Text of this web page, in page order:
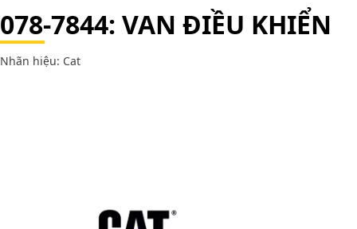
078-7844: VAN ĐIỀU KHIỂN
Nhãn hiệu: Cat